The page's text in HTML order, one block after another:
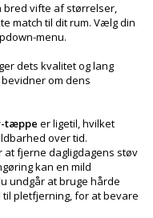
bred vifte af størrelser,
match til dit rum. Vælg din
menu.
dets kvalitet og lang
om dens
tæppe er ligetil, hvilket
over tid.
fjerne dagligdagens støv
kan en mild
undgår at bruge hårde
pletfjerning, for at bevare